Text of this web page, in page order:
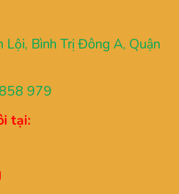
Lội, Bình Trị Đông A, Quận
979
tại: